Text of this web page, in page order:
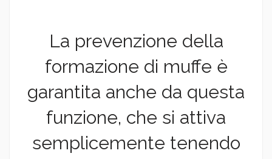
La prevenzione della
formazione di muffe è
garantita anche da questa
funzione, che si attiva
semplicemente tenendo